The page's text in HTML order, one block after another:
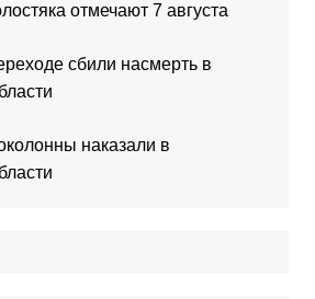
отмечают 7 августа
сбили насмерть в
наказали в